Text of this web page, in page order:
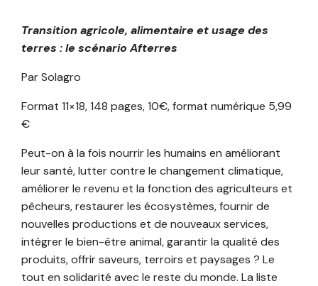
Transition agricole, alimentaire et usage des
terres : le scénario Afterres
Par Solagro
Format 11×18, 148 pages, 10€, format numérique 5,99
€
Peut-on à la fois nourrir les humains en améliorant
leur santé, lutter contre le changement climatique,
améliorer le revenu et la fonction des agriculteurs et
pêcheurs, restaurer les écosystèmes, fournir de
nouvelles productions et de nouveaux services,
intégrer le bien-être animal, garantir la qualité des
produits, offrir saveurs, terroirs et paysages ? Le
tout en solidarité avec le reste du monde. La liste